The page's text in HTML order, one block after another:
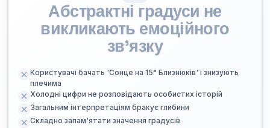
Абстрактні градуси не
викликають емоційного
зв'язку
Користувачі бачать 'Сонце на 15° Близнюків' і знизують
плечима
Холодні цифри не розповідають особистих історій
Загальним інтерпретаціям бракує глибини
Складно запам'ятати значення градусів